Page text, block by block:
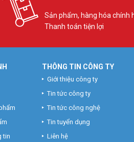
Sản phẩm, hàng hóa chính
Thanh toán tiện lợi
tin
THÔNG TIN CÔNG TY
Giới thiệu công ty
Tin tức công ty
Tin tức công nghệ
Tin tuyển dụng
Liên hệ